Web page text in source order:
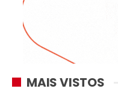
MAIS VISTOS